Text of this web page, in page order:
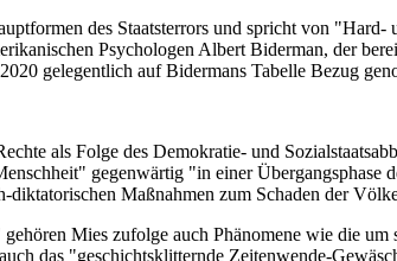
des Staatsterrors und spricht von
Psychologen Albert Biderman, der
gelegentlich auf Bidermans Tabelle Bezug
als Folge des Demokratie- und
gegenwärtig "in einer
Maßnahmen zum Schaden der
Mies zufolge auch Phänomene wie die
das "geschichtsklitternde Zeitenwende-